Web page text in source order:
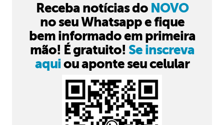
Receba notícias do NOVO
no seu Whatsapp e fique
bem informado em primeira
mão! É gratuito! Se inscreva
aquiou aponte seu celular